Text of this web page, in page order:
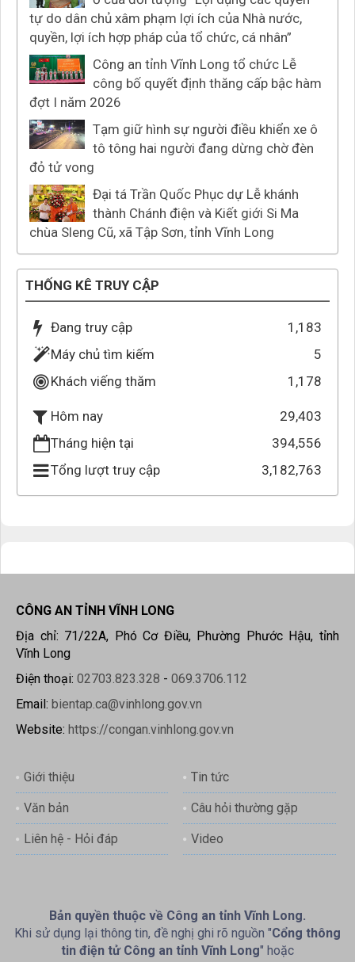
tự do dân chủ xâm phạm lợi ích của Nhà nước,
quyền, lợi ích hợp pháp của tổ chức, cá nhân”
Công an tỉnh Vĩnh Long tổ chức Lễ
công bố quyết định thăng cấp bậc hàm
đợt I năm 2026
Tạm giữ hình sự người điều khiển xe ô
tô tông hai người đang dừng chờ đèn
đỏ tử vong
Đại tá Trần Quốc Phục dự Lễ khánh
thành Chánh điện và Kiết giới Si Ma
chùa Sleng Cũ, xã Tập Sơn, tỉnh Vĩnh Long
THỐNG KÊ TRUY CẬP
Đang truy cập
1,183
Máy chủ tìm kiếm
5
Khách viếng thăm
1,178
Hôm nay
29,403
Tháng hiện tại
394,556
Tổng lượt truy cập
3,182,763
CÔNG AN TỈNH VĨNH LONG
Địa chỉ: 71/22A, Phó Cơ Điều, Phường Phước Hậu, tỉnh
Vĩnh Long
Điện thoại: 02703.823.328 - 069.3706.112
Email: bientap.ca@vinhlong.gov.vn
Website: https://congan.vinhlong.gov.vn
Giới thiệu Tin tức
Văn bản Câu hỏi thường gặp
Liên hệ - Hỏi đáp Video
Bản quyền thuộc về Công an tỉnh Vĩnh Long.
Khi sử dụng lại thông tin, đề nghị ghi rõ nguồn "Cổng thông
tin điện tử Công an tỉnh Vĩnh Long" hoặc